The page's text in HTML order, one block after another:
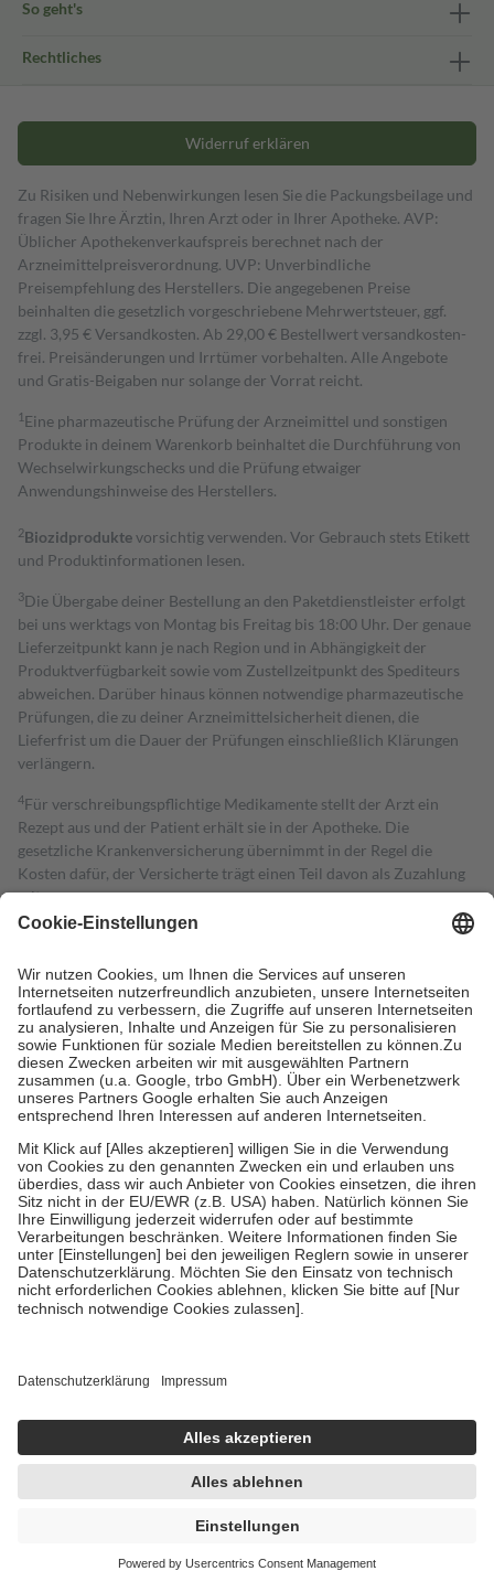
So geht's
Rechtliches
Widerruf erklären
Zu Risiken und Nebenwirkungen lesen Sie die Packungsbeilage und
fragen Sie Ihre Ärztin, Ihren Arzt oder in Ihrer Apotheke. AVP:
Üblicher Apothekenverkaufspreis berechnet nach der
Arzneimittelpreisverordnung. UVP: Unverbindliche
Preisempfehlung des Herstellers. Die angegebenen Preise
beinhalten die gesetzlich vorgeschriebene Mehrwertsteuer, ggf.
zzgl. 3,95 € Versandkosten. Ab 29,00 € Bestell­wert versand­kosten­
frei. Preisänderungen und Irrtümer vorbehalten. Alle Angebote
und Gratis-Beigaben nur solange der Vorrat reicht.
1 Eine pharmazeutische Prüfung der Arzneimittel und sonstigen
Produkte in deinem Warenkorb beinhaltet die Durchführung von
Wechselwirkungschecks und die Prüfung etwaiger
Anwendungshinweise des Herstellers.
2Biozidproduktevorsichtig verwenden. Vor Gebrauch stets Etikett
und Produktinformationen lesen.
3Die Übergabe deiner Bestellung an den Paketdienstleister erfolgt
bei uns werktags von Montag bis Freitag bis 18:00 Uhr. Der genaue
Lieferzeitpunkt kann je nach Region und in Abhängigkeit der
Produktverfügbarkeit sowie vom Zustellzeitpunkt des Spediteurs
abweichen. Darüber hinaus können notwendige pharmazeutische
Prüfungen, die zu deiner Arzneimittelsicherheit dienen, die
Lieferfrist um die Dauer der Prüfungen einschließlich Klärungen
verlängern.
4Für verschreibungspflichtige Medikamente stellt der Arzt ein
Rezept aus und der Patient erhält sie in der Apotheke. Die
gesetzliche Krankenversicherung übernimmt in der Regel die
Kosten dafür, der Versicherte trägt einen Teil davon als Zuzahlung
mit.
Grundsätzlich leisten Mitglieder Zuzahlungen in Höhe von zehn
höchstens zehn Euro.
Es sind jedoch nie mehr als die tatsächlichen
Kosten der Leistung zu entrichten.
Diese Regeln gelten grundsätzlich auch für Online-Apotheken.
Bei Heilmitteln und häuslicher Krankenpflege beträgt die
Zuzahlung zehn Prozent der Kosten sowie zehn Euro je
Verordnung.
Um das Engagement der Versicherten für ihre eigene Gesundheit zu
stärken und die besondere Stellung der Familie zu unterstützen,
fallenkeine Zuzahlungenan bei:
• Kindern und Jugendlichen bis zum vollendeten 18. Lebensjahr
mit Ausnahme der Fahrkosten
• Untersuchungen zur Vorsorge und Früherkennung, die von der
GKV getragen werden
• empfohlenen Schutzimpfungen
• Harn- und Blutteststreifen
getroffen, um sicherzustellen, dass es sich um echte Bewertungen
https://help.etrusted.com/hc/de/articles/4419944605341
Einige Bilder und Inhalte wurden unter Zuhilfenahme künstlicher